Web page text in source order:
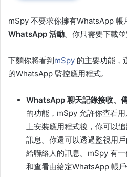
mSpy 不要求你擁有WhatsApp 帳
WhatsApp 活動。你只需要下載
下麵你將看到mSpy 的主要功能，
的WhatsApp 監控應用程式。
WhatsApp 聊天記錄接收、
的功能，mSpy 允許你查看
上安裝應用程式後，你可以
訊息。你還可以透過監視用
給聯絡人的訊息。mSpy 有
和查看由給定WhatsApp 帳戶